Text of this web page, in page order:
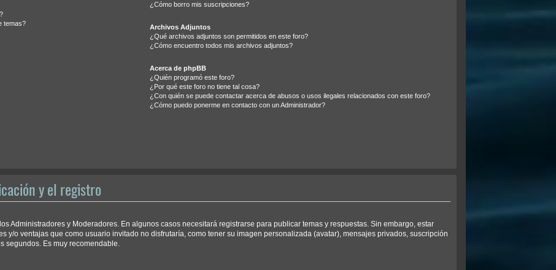
temas?
¿Cómo borro mis suscripciones?
Archivos Adjuntos
¿Qué archivos adjuntos son permitidos en este foro?
¿Cómo encuentro todos mis archivos adjuntos?
Acerca de phpBB
¿Quién programó este foro?
¿Por qué este foro no tiene tal cosa?
¿Con quién se puede contactar acerca de abusos o usos ilegales relacionados con este foro?
¿Cómo puedo ponerme en contacto con un Administrador?
y el registro
Administradores y Moderadores. En algunos casos necesitará registrarse para publicar temas y respuestas. Sin embargo, estar
y/o ventajas que como usuario invitado no disfrutaría, como tener su imagen personalizada (avatar), mensajes privados, suscripción
segundos. Es muy recomendable.